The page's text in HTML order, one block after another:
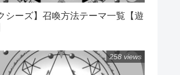
シーズ】召喚方法テーマ一覧【遊
258 views